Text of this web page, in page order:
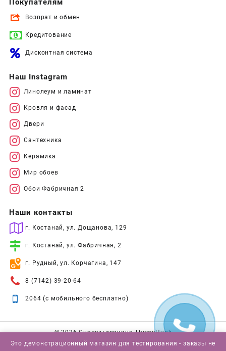
Покупателям
Возврат и обмен
Кредитование
Дисконтная система
Наш Instagram
Линолеум и ламинат
Кровля и фасад
Двери
Сантехника
Керамика
Мир обоев
Обои Фабричная 2
Наши контакты
г. Костанай, ул. Дощанова, 129
г. Костанай, ул. Фабричная, 2
г. Рудный, ул. Корчагина, 147
8 (7142) 39-20-64
2064 (с мобильного бесплатно)
© 2026Спроектировано ThemeHunk
Это демонстрационный магазин для тестирования - заказы не